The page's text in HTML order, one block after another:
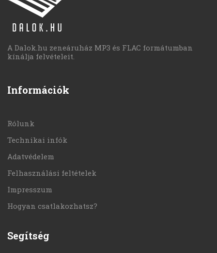
A Dalok.hu zeneáruház MP3 és FLAC formátumban
kínálja felvételeit.
Információk
Rólunk
Technikai infók
Adatvédelem
Felhasználási feltételek
Impresszum
Hogyan csatlakozhatsz?
Segítség